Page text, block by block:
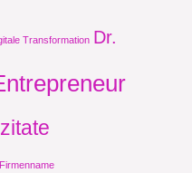
Transformation Dr.
Firmenname